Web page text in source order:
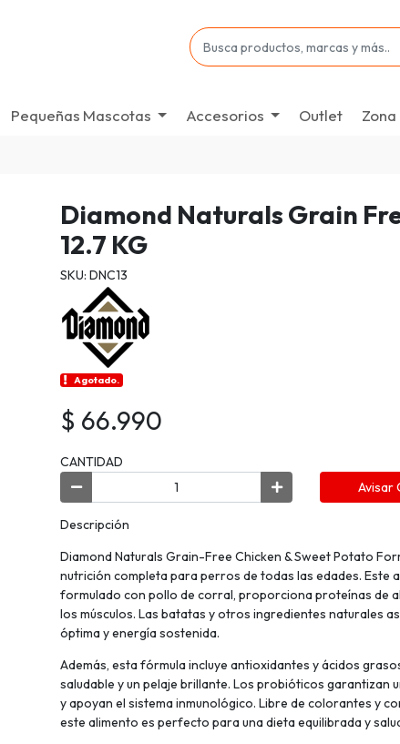
Pequeñas Mascotas Accesorios Outlet
Diamond Naturals Grain
12.7 KG
SKU: DNC13
Agotado.
$ 66.990
CANTIDAD
Avisar
Descripción
Diamond Naturals Grain-Free Chicken & Sweet Potato
nutrición completa para perros de todas las edades. Este
formulado con pollo de corral, proporciona proteínas de
los músculos. Las batatas y otros ingredientes naturales
óptima y energía sostenida.
Además, esta fórmula incluye antioxidantes y ácidos
saludable y un pelaje brillante. Los probióticos garantizan
y apoyan el sistema inmunológico. Libre de colorantes y
este alimento es perfecto para una dieta equilibrada y